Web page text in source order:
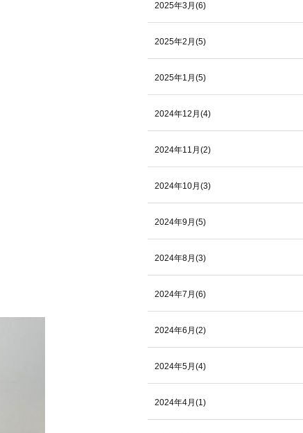
2025年3月(6)
2025年2月(5)
2025年1月(5)
2024年12月(4)
2024年11月(2)
2024年10月(3)
2024年9月(5)
2024年8月(3)
2024年7月(6)
2024年6月(2)
2024年5月(4)
2024年4月(1)